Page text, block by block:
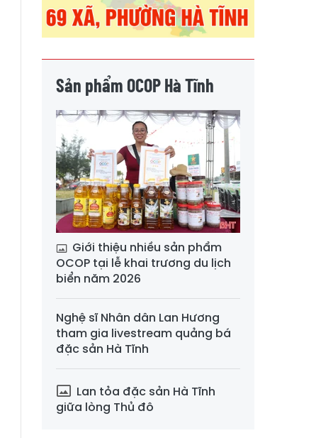
Sản phẩm OCOP Hà Tĩnh
Giới thiệu nhiều sản phẩm
OCOP tại lễ khai trương du lịch
biển năm 2026
Nghệ sĩ Nhân dân Lan Hương
tham gia livestream quảng bá
đặc sản Hà Tĩnh
Lan tỏa đặc sản Hà Tĩnh
giữa lòng Thủ đô